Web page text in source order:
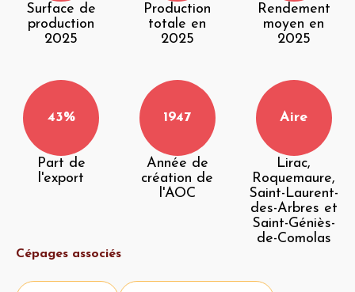
Surface de
production
2025
Production
totale en
2025
Rendement
moyen en
2025
43%
Part de
l'export
1947
Année de
création de
l'AOC
Aire
Lirac,
Roquemaure,
Saint-Laurent-
des-Arbres et
Saint-Géniès-
de-Comolas
Cépages associés